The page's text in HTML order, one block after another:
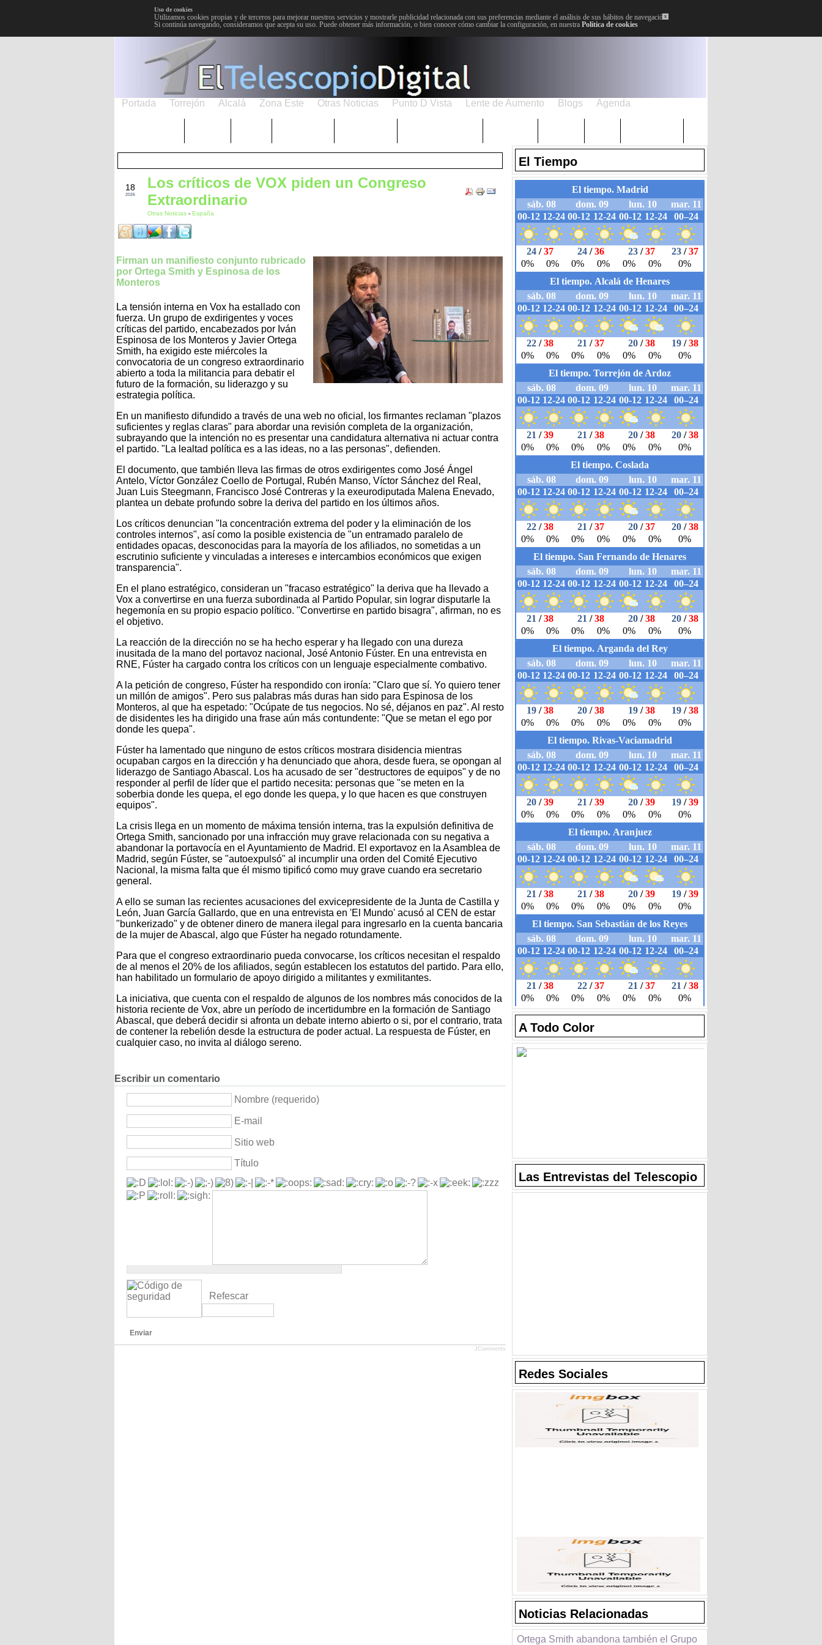
x
Uso de cookies
Utilizamos cookies propias y de terceros para mejorar nuestros servicios y mostrarle publicidad relacionada con sus preferencias mediante el análisis de sus hábitos de navegación.
Si continúa navegando, consideramos que acepta su uso. Puede obtener más información, o bien conocer cómo cambiar la configuración, en nuestra Política de cookies
Portada Torrejón Alcalá Zona Este Otras Noticias Punto D Vista Lente de Aumento Blogs Agenda
18
2026
Los críticos de VOX piden un Congreso
Extraordinario
Otras Noticias - España
Firman un manifiesto conjunto rubricado
por Ortega Smith y Espinosa de los
Monteros
La tensión interna en Vox ha estallado con
fuerza. Un grupo de exdirigentes y voces
críticas del partido, encabezados por Iván
Espinosa de los Monteros y Javier Ortega
Smith, ha exigido este miércoles la
convocatoria de un congreso extraordinario
abierto a toda la militancia para debatir el
futuro de la formación, su liderazgo y su
estrategia política.
En un manifiesto difundido a través de una web no oficial, los firmantes reclaman "plazos
suficientes y reglas claras" para abordar una revisión completa de la organización,
subrayando que la intención no es presentar una candidatura alternativa ni actuar contra
el partido. "La lealtad política es a las ideas, no a las personas", defienden.
El documento, que también lleva las firmas de otros exdirigentes como José Ángel
Antelo, Víctor González Coello de Portugal, Rubén Manso, Víctor Sánchez del Real,
Juan Luis Steegmann, Francisco José Contreras y la exeurodiputada Malena Enevado,
plantea un debate profundo sobre la deriva del partido en los últimos años.
Los críticos denuncian "la concentración extrema del poder y la eliminación de los
controles internos", así como la posible existencia de "un entramado paralelo de
entidades opacas, desconocidas para la mayoría de los afiliados, no sometidas a un
escrutinio suficiente y vinculadas a intereses e intercambios económicos que exigen
transparencia".
En el plano estratégico, consideran un "fracaso estratégico" la deriva que ha llevado a
Vox a convertirse en una fuerza subordinada al Partido Popular, sin lograr disputarle la
hegemonía en su propio espacio político. "Convertirse en partido bisagra", afirman, no es
el objetivo.
La reacción de la dirección no se ha hecho esperar y ha llegado con una dureza
inusitada de la mano del portavoz nacional, José Antonio Fúster. En una entrevista en
RNE, Fúster ha cargado contra los críticos con un lenguaje especialmente combativo.
A la petición de congreso, Fúster ha respondido con ironía: "Claro que sí. Yo quiero tener
un millón de amigos". Pero sus palabras más duras han sido para Espinosa de los
Monteros, al que ha espetado: "Ocúpate de tus negocios. No sé, déjanos en paz". Al resto
de disidentes les ha dirigido una frase aún más contundente: "Que se metan el ego por
donde les quepa".
Fúster ha lamentado que ninguno de estos críticos mostrara disidencia mientras
ocupaban cargos en la dirección y ha denunciado que ahora, desde fuera, se opongan al
liderazgo de Santiago Abascal. Los ha acusado de ser "destructores de equipos" y de no
responder al perfil de líder que el partido necesita: personas que "se meten en la
soberbia donde les quepa, el ego donde les quepa, y lo que hacen es que construyen
equipos".
La crisis llega en un momento de máxima tensión interna, tras la expulsión definitiva de
Ortega Smith, sancionado por una infracción muy grave relacionada con su negativa a
abandonar la portavocía en el Ayuntamiento de Madrid. El exportavoz en la Asamblea de
Madrid, según Fúster, se "autoexpulsó" al incumplir una orden del Comité Ejecutivo
Nacional, la misma falta que él mismo tipificó como muy grave cuando era secretario
general.
A ello se suman las recientes acusaciones del exvicepresidente de la Junta de Castilla y
León, Juan García Gallardo, que en una entrevista en 'El Mundo' acusó al CEN de estar
"bunkerizado" y de obtener dinero de manera ilegal para ingresarlo en la cuenta bancaria
de la mujer de Abascal, algo que Fúster ha negado rotundamente.
Para que el congreso extraordinario pueda convocarse, los críticos necesitan el respaldo
de al menos el 20% de los afiliados, según establecen los estatutos del partido. Para ello,
han habilitado un formulario de apoyo dirigido a militantes y exmilitantes.
La iniciativa, que cuenta con el respaldo de algunos de los nombres más conocidos de la
historia reciente de Vox, abre un período de incertidumbre en la formación de Santiago
Abascal, que deberá decidir si afronta un debate interno abierto o si, por el contrario, trata
de contener la rebelión desde la estructura de poder actual. La respuesta de Fúster, en
cualquier caso, no invita al diálogo sereno.
Escribir un comentario
Nombre (requerido)
E-mail
Sitio web
Título
Refescar
Enviar
JComments
El Tiempo
A Todo Color
Las Entrevistas del Telescopio
Redes Sociales
Noticias Relacionadas
Ortega Smith abandona también el Grupo